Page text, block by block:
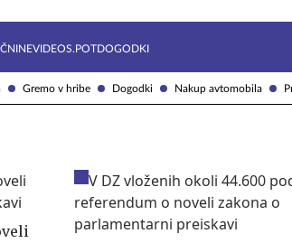
Gremo v hribe Dogodki Nakup avtomobila
VIDEOS.POTDOGODKI